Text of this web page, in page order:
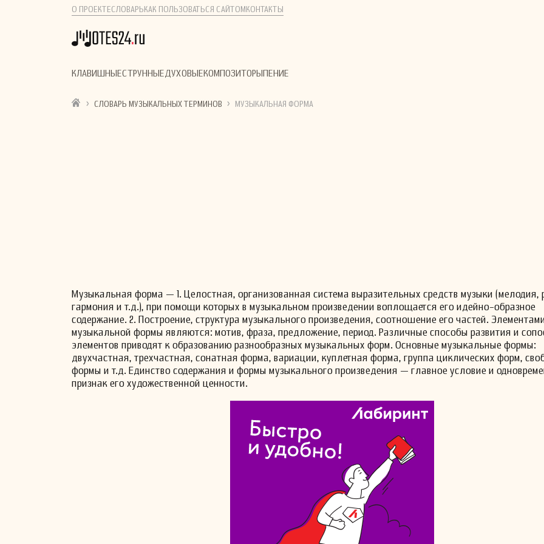
О ПРОЕКТЕСЛОВАРЬ КАК ПОЛЬЗОВАТЬСЯ САЙТОМ КОНТАКТЫ
КЛАВИШНЫЕСТРУННЫЕДУХОВЫЕКОМПОЗИТОРЫ ПЕНИЕ
› СЛОВАРЬ МУЗЫКАЛЬНЫХ ТЕРМИНОВ › МУЗЫКАЛЬНАЯ ФОРМА
Музыкальная форма — 1. Целостная, организованная система выразительных средств музыки (мелодия,
гармония и т.д.), при помощи которых в музыкальном произведении воплощается его идейно-образное
содержание. 2. Построение, структура музыкального произведения, соотношение его частей.
музыкальной формы являются: мотив, фраза, предложение, период. Различные способы развития и
элементов приводят к образованию разнообразных музыкальных форм. Основные музыкальные формы:
двухчастная, трехчастная, сонатная форма, вариации, куплетная форма, группа циклических форм,
формы и т.д. Единство содержания и формы музыкального произведения — главное условие и
признак его художественной ценности.